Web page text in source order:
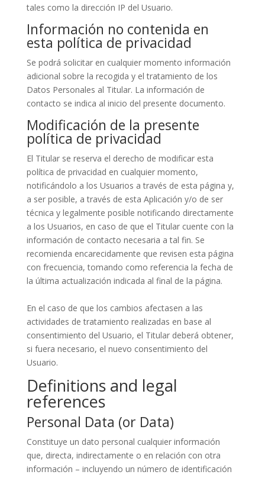
tales como la dirección IP del Usuario.
Información no contenida en
esta política de privacidad
Se podrá solicitar en cualquier momento información
adicional sobre la recogida y el tratamiento de los
Datos Personales al Titular. La información de
contacto se indica al inicio del presente documento.
Modificación de la presente
política de privacidad
El Titular se reserva el derecho de modificar esta
política de privacidad en cualquier momento,
notificándolo a los Usuarios a través de esta página y,
a ser posible, a través de esta Aplicación y/o de ser
técnica y legalmente posible notificando directamente
a los Usuarios, en caso de que el Titular cuente con la
información de contacto necesaria a tal fin. Se
recomienda encarecidamente que revisen esta página
con frecuencia, tomando como referencia la fecha de
la última actualización indicada al final de la página.
En el caso de que los cambios afectasen a las
actividades de tratamiento realizadas en base al
consentimiento del Usuario, el Titular deberá obtener,
si fuera necesario, el nuevo consentimiento del
Usuario.
Definitions and legal
references
Personal Data (or Data)
Constituye un dato personal cualquier información
que, directa, indirectamente o en relación con otra
información – incluyendo un número de identificación